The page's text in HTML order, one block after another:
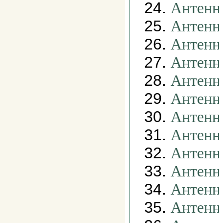
24.
25.
26.
27.
28.
29.
30.
31.
32.
33.
34.
35.